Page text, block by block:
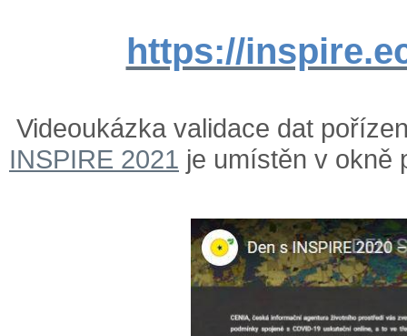
https://
Videoukázka validace dat
INSPIRE 2021 je umístěn v okně